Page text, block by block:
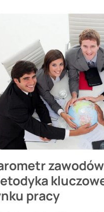
CENTRUM
USŁUG
SPOŁECZNYCH
pracy